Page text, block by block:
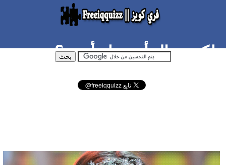
ملكة جمال أي دولة أنتي ؟